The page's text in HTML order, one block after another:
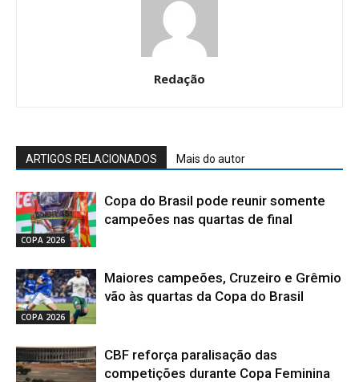
Redação
ARTIGOS RELACIONADOS Mais do autor
COPA 2026
Copa do Brasil pode reunir somente
campeões nas quartas de final
COPA 2026
Maiores campeões, Cruzeiro e Grêmio
vão às quartas da Copa do Brasil
CBF reforça paralisação das
competições durante Copa Feminina